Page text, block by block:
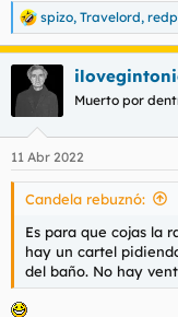
R
e
c
e
s
spizo, Travelord,
Muerto por
11 Abr 2022
Candela rebuznó:
Es para que cojas la
hay un cartel
del baño. No hay